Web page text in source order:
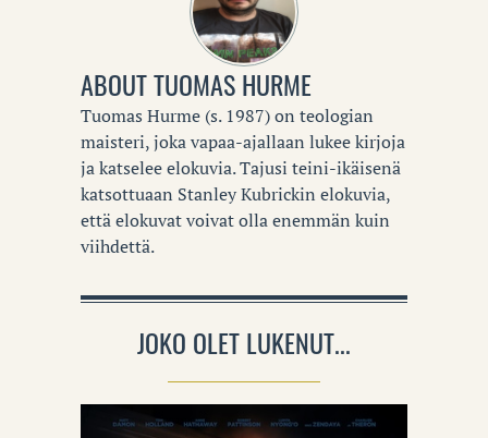
ABOUTTUOMAS HURME
Tuomas Hurme (s. 1987) on teologian
maisteri, joka vapaa-ajallaan lukee kirjoja
ja katselee elokuvia. Tajusi teini-ikäisenä
katsottuaan Stanley Kubrickin elokuvia,
että elokuvat voivat olla enemmän kuin
viihdettä.
JOKO OLET LUKENUT...